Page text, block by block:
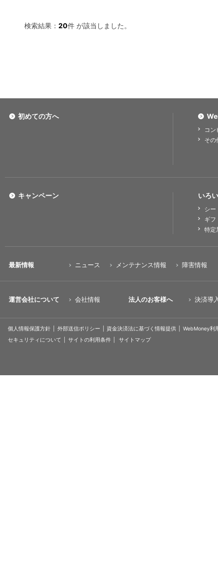
検索結果： 20件 が該当しました。
初めての方へ
コ
その
いろ
シー
ギフ
特定
キャンペーン
最新情報 ニュース メンテナンス情報 障害情報
運営会社について 会社情報 法人のお客様へ 決済導
個人情報保護方針 外部送信ポリシー 資金決済法に基づく情報提供
WebMoney利
セキュリティについて
サイトの利用条件 サイトマップ